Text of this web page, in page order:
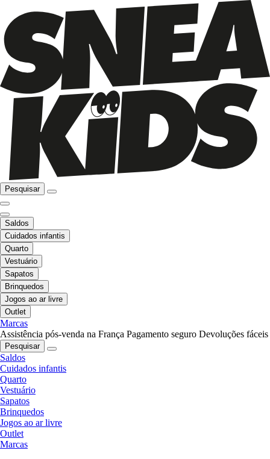
Pesquisar
Saldos
Cuidados infantis
Quarto
Vestuário
Sapatos
Brinquedos
Jogos ao ar livre
Outlet
Marcas
Assistência pós-venda na França Pagamento seguro Devoluções fáceis
Pesquisar
Saldos
Cuidados infantis
Quarto
Vestuário
Sapatos
Brinquedos
Jogos ao ar livre
Outlet
Marcas